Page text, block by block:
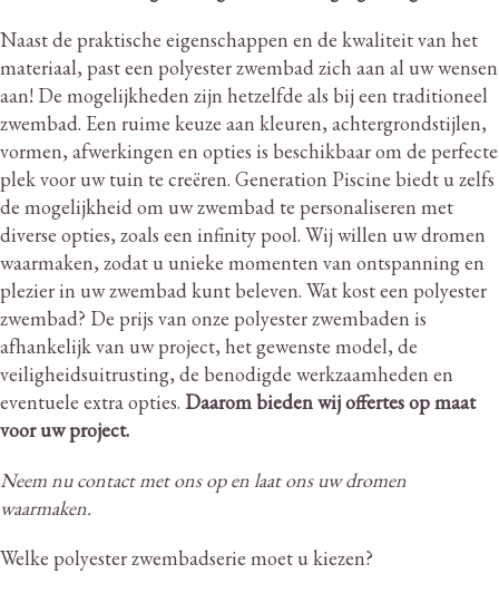
Naast de praktische eigenschappen en de kwaliteit van het
materiaal, past een polyester zwembad zich aan al uw wensen
aan! De mogelijkheden zijn hetzelfde als bij een traditioneel
zwembad. Een ruime keuze aan kleuren, achtergrondstijlen,
vormen, afwerkingen en opties is beschikbaar om de perfecte
plek voor uw tuin te creëren. Generation Piscine biedt u zelfs
de mogelijkheid om uw zwembad te personaliseren met
diverse opties, zoals een infinity pool. Wij willen uw dromen
waarmaken, zodat u unieke momenten van ontspanning en
plezier in uw zwembad kunt beleven. Wat kost een polyester
zwembad? De prijs van onze polyester zwembaden is
afhankelijk van uw project, het gewenste model, de
veiligheidsuitrusting, de benodigde werkzaamheden en
eventuele extra opties. Daarom bieden wij offertes op maat
voor uw project.
Neem nu contact met ons op en laat ons uw dromen
waarmaken.
Welke polyester zwembadserie moet u kiezen?